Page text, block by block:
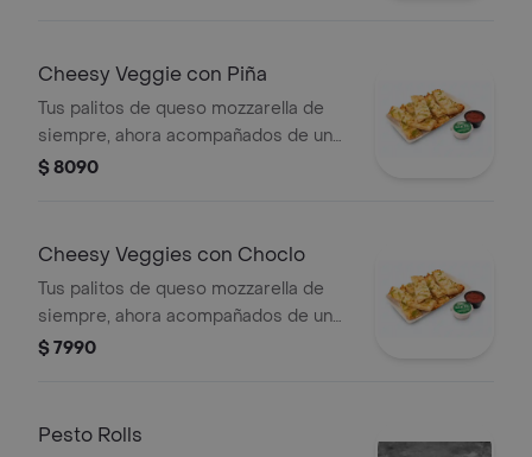
Cheesy Veggie con Piña
Tus palitos de queso mozzarella de
siempre, ahora acompañados de un
vegetal o shot a tu elección.
$ 8090
Cheesy Veggies con Choclo
Tus palitos de queso mozzarella de
siempre, ahora acompañados de un
vegetal o shot a tu elección.
$ 7990
Pesto Rolls